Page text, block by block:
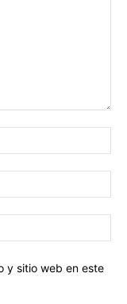
y sitio web en este